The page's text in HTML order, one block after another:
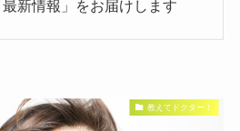
新情報」をお届けします
教えてドクター！